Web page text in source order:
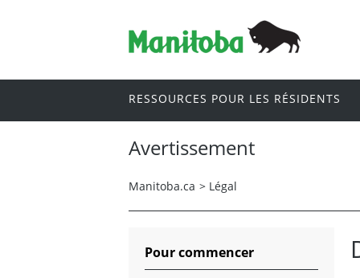
RESSOURCES POUR LES RÉSIDENTS
Avertissement
Manitoba.ca > Légal
Pour commencer